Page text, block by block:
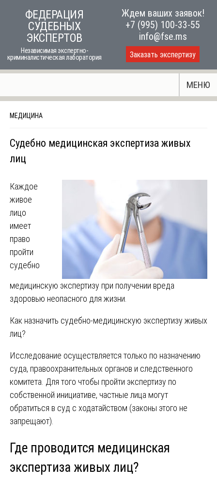
ФЕДЕРАЦИЯ
СУДЕБНЫХ
ЭКСПЕРТОВ
Независимая экспертно-
криминалистическая лаборатория
Ждем ваших заявок!
+7 (995) 100-33-55
info@fse.ms
Заказать экспертизу
МЕНЮ
МЕДИЦИНА
Судебно медицинская экспертиза живых
лиц
Каждое
живое
лицо
имеет
право
пройти
судебно
медицинскую экспертизу при получении вреда
здоровью неопасного для жизни.
Как назначить судебно-медицинскую экспертизу живых
лиц?
Исследование осуществляется только по назначению
суда, правоохранительных органов и следственного
комитета. Для того чтобы пройти экспертизу по
собственной инициативе, частные лица могут
обратиться в суд с ходатайством (законы этого не
запрещают).
Где проводится медицинская
экспертиза живых лиц?